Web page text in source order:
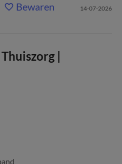
Bewaren 14-07-2026
|